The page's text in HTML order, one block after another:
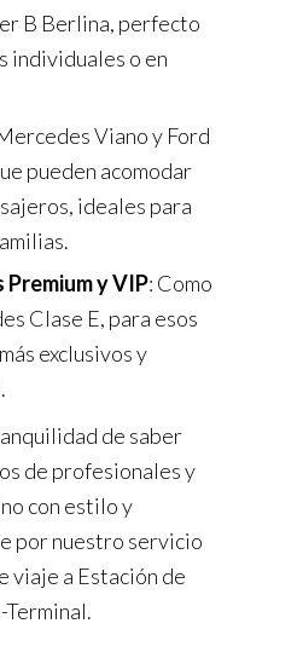
B Berlina, perfecto
individuales o en
Viano y Ford
pueden acomodar
ideales para
y VIP: Como
Clase E, para esos
exclusivos y
de saber
de profesionales y
con estilo y
por nuestro servicio
viaje a Estación de